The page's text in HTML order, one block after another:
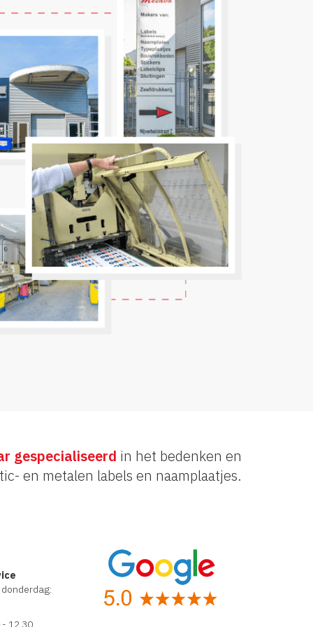
gespecialiseerd in het bedenken en
en metalen labels en naamplaatjes.
- 12.30